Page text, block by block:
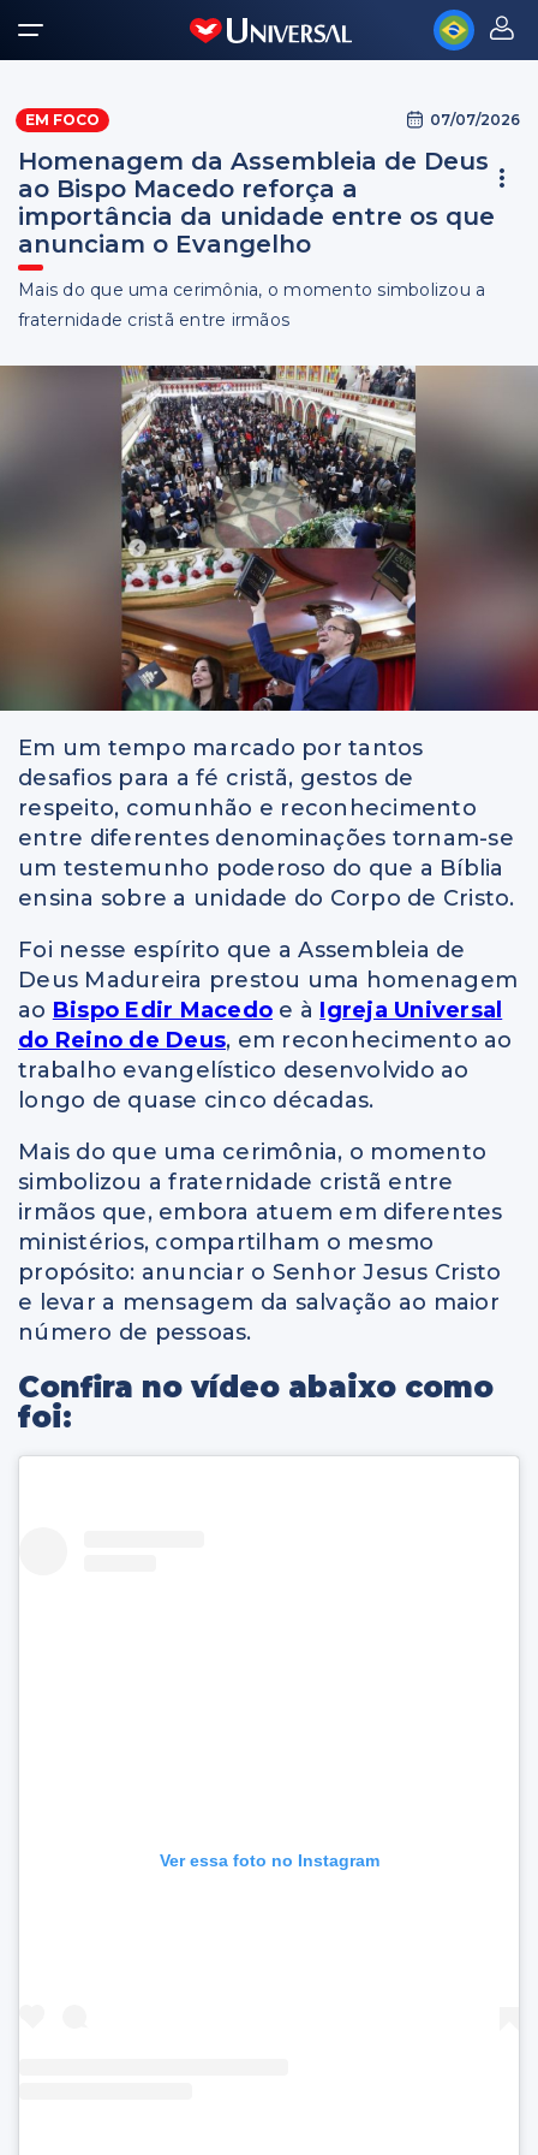
EM FOCO 07/07/2026
Homenagem da Assembleia de Deus
ao Bispo Macedo reforça a
importância da unidade entre os que
anunciam o Evangelho
Mais do que uma cerimônia, o momento simbolizou a
fraternidade cristã entre irmãos
Em um tempo marcado por tantos
desafios para a fé cristã, gestos de
respeito, comunhão e reconhecimento
entre diferentes denominações tornam-se
um testemunho poderoso do que a Bíblia
ensina sobre a unidade do Corpo de Cristo.
Foi nesse espírito que a Assembleia de
Deus Madureira prestou uma homenagem
ao Bispo Edir Macedo e à Igreja Universal
do Reino de Deus, em reconhecimento ao
trabalho evangelístico desenvolvido ao
longo de quase cinco décadas.
Mais do que uma cerimônia, o momento
simbolizou a fraternidade cristã entre
irmãos que, embora atuem em diferentes
ministérios, compartilham o mesmo
propósito: anunciar o Senhor Jesus Cristo
e levar a mensagem da salvação ao maior
número de pessoas.
Confira no vídeo abaixo como
foi:
Ver essa foto no Instagram